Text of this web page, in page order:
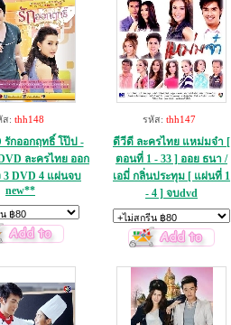
ส: thh148
รักออกฤทธิ์ โป๊ป -
ละครไทย ออก
3 DVD 4 แผ่นจบ
new**
รหัส: thh147
ดีวีดี ละครไทย แหม่มจ๋า [
ตอนที่ 1 - 33 ] ออย ธนา /
เอมี่ กลิ่นประทุม [ แผ่นที่ 1
- 4 ] จบdvd